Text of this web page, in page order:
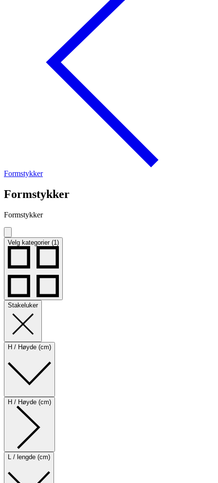
Formstykker
Formstykker
Formstykker
Velg kategorier (1)
Stakeluker
H / Høyde (cm)
H / Høyde (cm)
L / lengde (cm)